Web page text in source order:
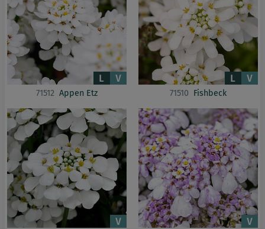
71512 Appen Etz 71510 Fishbeck